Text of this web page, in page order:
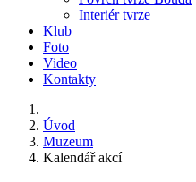
Interiér tvrze
Klub
Foto
Video
Kontakty
Úvod
Muzeum
Kalendář akcí